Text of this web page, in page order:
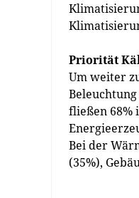
Priorität
Um weiter
fließen 68%
Bei der
(35%),